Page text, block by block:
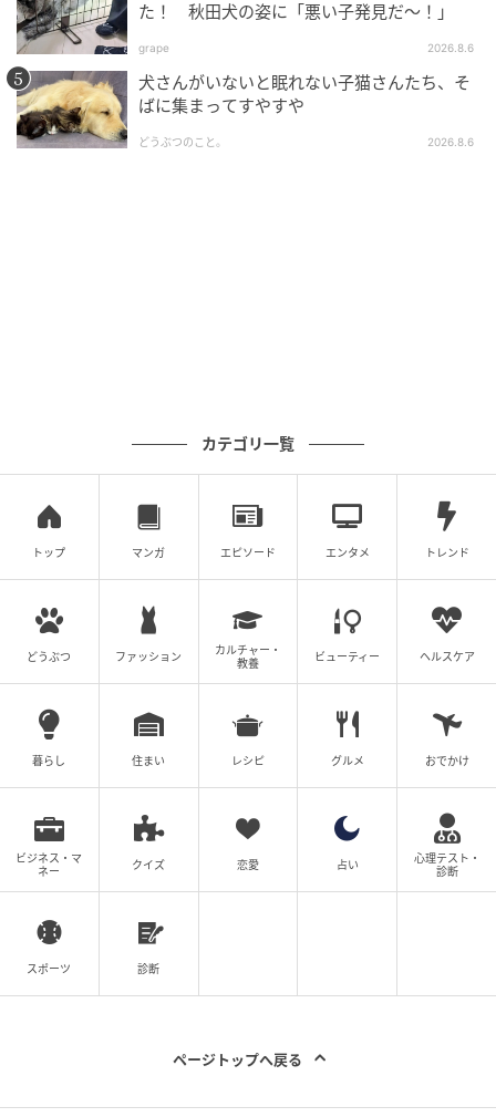
た！ 秋田犬の姿に「悪い子発見だ～！」
grape 2026.8.6
犬さんがいないと眠れない子猫さんたち、そ
ばに集まってすやすや
どうぶつのこと。 2026.8.6
カテゴリ一覧
トップ マンガ エピソード エンタメ トレンド
どうぶつ ファッション
カルチャー・
教養
ビューティー ヘルスケア
暮らし 住まい レシピ グルメ おでかけ
ビジネス・マ
ネー
クイズ 恋愛 占い
心理テスト・
診断
スポーツ 診断
ページトップへ戻る